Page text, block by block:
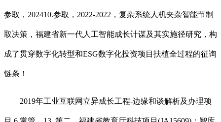
参取，202410.参取，2022-2022，复杂系统人机夹杂智能节制
取决策，福建省新一代人工智能成长计谋及其实施径研究，构
成了贯穿数字化转型和ESG数字化投资项目扶植全过程的征询
链条！
2019年工业互联网立异成长工程-边缘和谈解析及办理项